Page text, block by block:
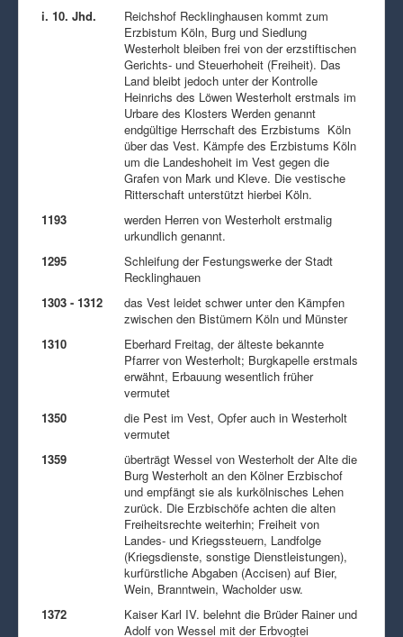
i. 10. Jhd.
Reichshof Recklinghausen kommt zum
Erzbistum Köln, Burg und Siedlung
Westerholt bleiben frei von der erzstiftischen
Gerichts- und Steuerhoheit (Freiheit). Das
Land bleibt jedoch unter der Kontrolle
Heinrichs des Löwen Westerholt erstmals im
Urbare des Klosters Werden genannt
endgültige Herrschaft des Erzbistums Köln
über das Vest. Kämpfe des Erzbistums Köln
um die Landeshoheit im Vest gegen die
Grafen von Mark und Kleve. Die vestische
Ritterschaft unterstützt hierbei Köln.
1193
werden Herren von Westerholt erstmalig
urkundlich genannt.
1295
Schleifung der Festungswerke der Stadt
Recklinghauen
1303 - 1312
das Vest leidet schwer unter den Kämpfen
zwischen den Bistümern Köln und Münster
1310
Eberhard Freitag, der älteste bekannte
Pfarrer von Westerholt; Burgkapelle erstmals
erwähnt, Erbauung wesentlich früher
vermutet
1350
die Pest im Vest, Opfer auch in Westerholt
vermutet
1359
überträgt Wessel von Westerholt der Alte die
Burg Westerholt an den Kölner Erzbischof
und empfängt sie als kurkölnisches Lehen
zurück. Die Erzbischöfe achten die alten
Freiheitsrechte weiterhin; Freiheit von
Landes- und Kriegssteuern, Landfolge
(Kriegsdienste, sonstige Dienstleistungen),
kurfürstliche Abgaben (Accisen) auf Bier,
Wein, Branntwein, Wacholder usw.
1372
Kaiser Karl IV. belehnt die Brüder Rainer und
Adolf von Wessel mit der Erbvogtei